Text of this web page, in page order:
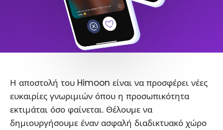
Η αποστολή του Himoon είναι να προσφέρει νέες
ευκαιρίες γνωριμιών όπου η προσωπικότητα
εκτιμάται όσο φαίνεται. Θέλουμε να
δημιουργήσουμε έναν ασφαλή διαδικτυακό χώρο